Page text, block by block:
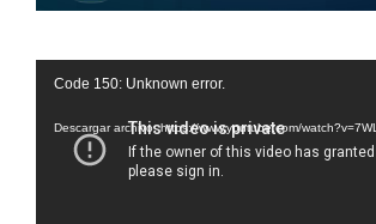
Reproductor
vídeo
Code 150: Unknown error.
Descargar archivo: https://www.youtube.com/